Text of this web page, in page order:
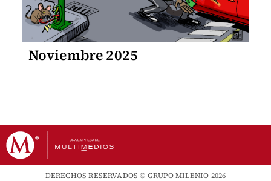
Noviembre 2025
DERECHOS RESERVADOS © GRUPO MILENIO 2026